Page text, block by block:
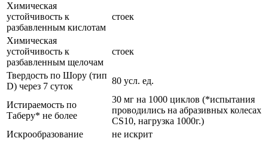
Химическая
устойчивость к
разбавленным кислотам
стоек
Химическая
устойчивость к
разбавленным щелочам
стоек
Твердость по Шору (тип
D) через 7 суток
80 усл. ед.
Истираемость по
Таберу* не более
30 мг на 1000 циклов (*испытания
проводились на абразивных колесах
CS10, нагрузка 1000г.)
Искрообразование
не искрит